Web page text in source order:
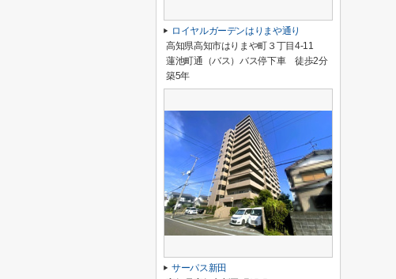
ロイヤルガーデンはりまや通り
高知県高知市はりまや町３丁目4-11
蓮池町通（バス）バス停下車 徒歩2分
築5年
サーパス新田